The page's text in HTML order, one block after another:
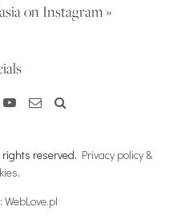
on Instagram »
reserved. Privacy policy &
.
WebLove.pl